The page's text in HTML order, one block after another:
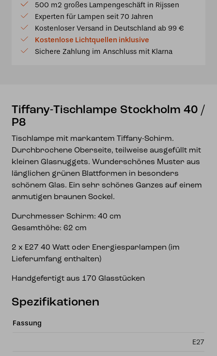
Stockholm
40
/
P8
Menge
500 m2 großes Lampengeschäft in Rijssen
Experten für Lampen seit 70 Jahren
Kostenloser Versand in Deutschland ab 99 €
Kostenlose Lichtquellen inklusive
Sichere Zahlung im Anschluss mit Klarna
Tiffany-Tischlampe Stockholm 40 /
P8
Tischlampe mit markantem Tiffany-Schirm.
Durchbrochene Oberseite, teilweise ausgefüllt mit
kleinen Glasnuggets. Wunderschönes Muster aus
länglichen grünen Blattformen in besonders
schönem Glas. Ein sehr schönes Ganzes auf einem
anmutigen braunen Sockel.
Durchmesser Schirm: 40 cm
Gesamthöhe: 62 cm
2 x E27 40 Watt oder Energiesparlampen (im
Lieferumfang enthalten)
Handgefertigt aus 170 Glasstücken
Spezifikationen
Fassung
E27